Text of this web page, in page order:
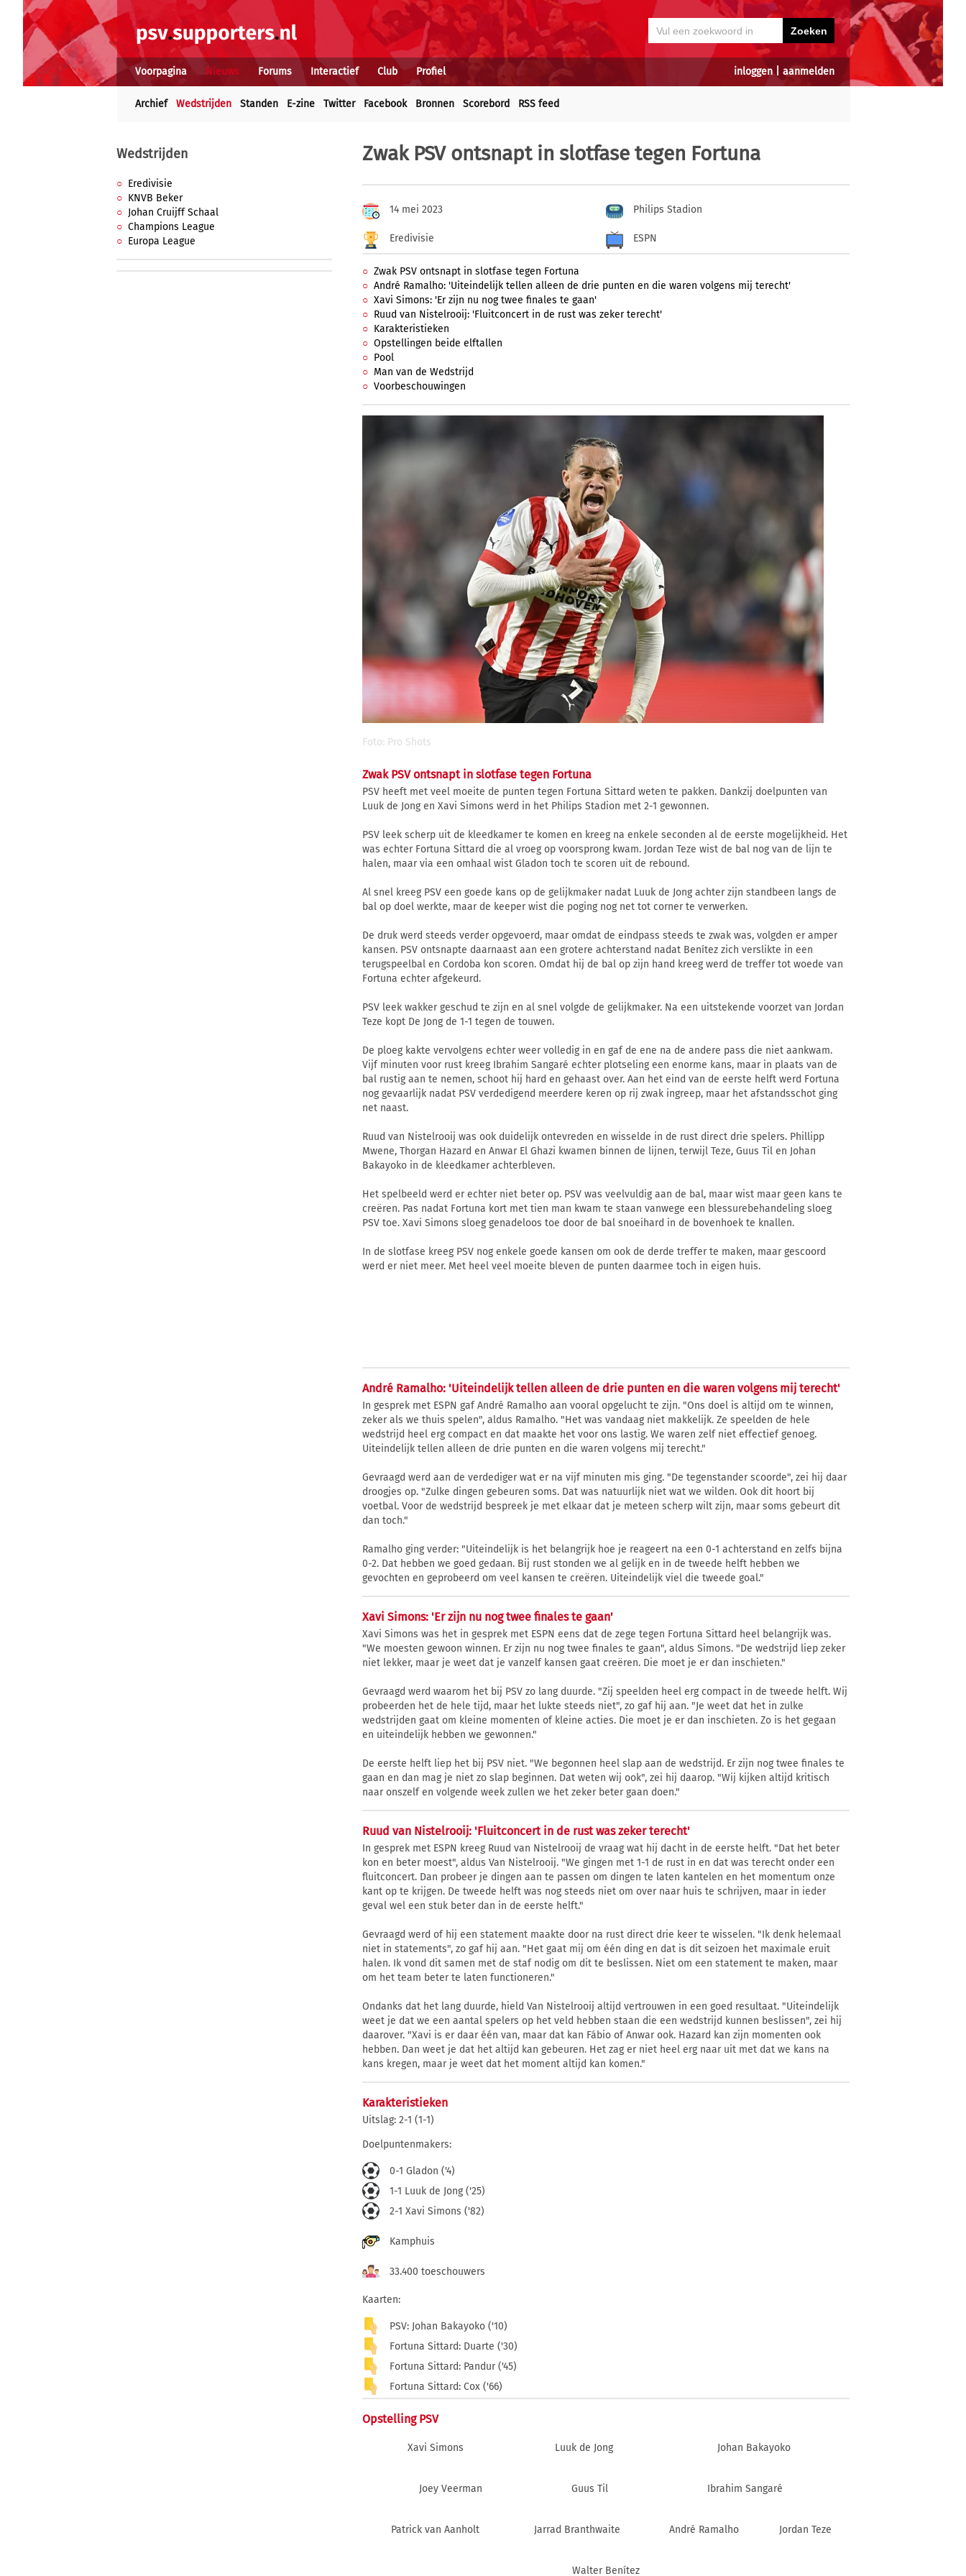
inloggen| aanmelden
Voorpagina Nieuws Forums Interactief Club Profiel
Archief Wedstrijden Standen E-zine Twitter Facebook Bronnen Scorebord RSS feed
Wedstrijden
Eredivisie
KNVB Beker
Johan Cruijff Schaal
Champions League
Europa League
Zwak PSV ontsnapt in slotfase tegen Fortuna
14 mei 2023 Philips Stadion
Eredivisie ESPN
Zwak PSV ontsnapt in slotfase tegen Fortuna
André Ramalho: 'Uiteindelijk tellen alleen de drie punten en die waren volgens mij terecht'
Xavi Simons: 'Er zijn nu nog twee finales te gaan'
Ruud van Nistelrooij: 'Fluitconcert in de rust was zeker terecht'
Karakteristieken
Opstellingen beide elftallen
Pool
Man van de Wedstrijd
Voorbeschouwingen
Foto: Pro Shots
Zwak PSV ontsnapt in slotfase tegen Fortuna
PSV heeft met veel moeite de punten tegen Fortuna Sittard weten te pakken. Dankzij doelpunten van
Luuk de Jong en Xavi Simons werd in het Philips Stadion met 2-1 gewonnen.
PSV leek scherp uit de kleedkamer te komen en kreeg na enkele seconden al de eerste mogelijkheid. Het
was echter Fortuna Sittard die al vroeg op voorsprong kwam. Jordan Teze wist de bal nog van de lijn te
halen, maar via een omhaal wist Gladon toch te scoren uit de rebound.
Al snel kreeg PSV een goede kans op de gelijkmaker nadat Luuk de Jong achter zijn standbeen langs de
bal op doel werkte, maar de keeper wist die poging nog net tot corner te verwerken.
De druk werd steeds verder opgevoerd, maar omdat de eindpass steeds te zwak was, volgden er amper
kansen. PSV ontsnapte daarnaast aan een grotere achterstand nadat Benítez zich verslikte in een
terugspeelbal en Cordoba kon scoren. Omdat hij de bal op zijn hand kreeg werd de treffer tot woede van
Fortuna echter afgekeurd.
PSV leek wakker geschud te zijn en al snel volgde de gelijkmaker. Na een uitstekende voorzet van Jordan
Teze kopt De Jong de 1-1 tegen de touwen.
De ploeg kakte vervolgens echter weer volledig in en gaf de ene na de andere pass die niet aankwam.
Vijf minuten voor rust kreeg Ibrahim Sangaré echter plotseling een enorme kans, maar in plaats van de
bal rustig aan te nemen, schoot hij hard en gehaast over. Aan het eind van de eerste helft werd Fortuna
nog gevaarlijk nadat PSV verdedigend meerdere keren op rij zwak ingreep, maar het afstandsschot ging
net naast.
Ruud van Nistelrooij was ook duidelijk ontevreden en wisselde in de rust direct drie spelers. Phillipp
Mwene, Thorgan Hazard en Anwar El Ghazi kwamen binnen de lijnen, terwijl Teze, Guus Til en Johan
Bakayoko in de kleedkamer achterbleven.
Het spelbeeld werd er echter niet beter op. PSV was veelvuldig aan de bal, maar wist maar geen kans te
creëren. Pas nadat Fortuna kort met tien man kwam te staan vanwege een blessurebehandeling sloeg
PSV toe. Xavi Simons sloeg genadeloos toe door de bal snoeihard in de bovenhoek te knallen.
In de slotfase kreeg PSV nog enkele goede kansen om ook de derde treffer te maken, maar gescoord
werd er niet meer. Met heel veel moeite bleven de punten daarmee toch in eigen huis.
André Ramalho: 'Uiteindelijk tellen alleen de drie punten en die waren volgens mij terecht'
In gesprek met ESPN gaf André Ramalho aan vooral opgelucht te zijn. "Ons doel is altijd om te winnen,
zeker als we thuis spelen", aldus Ramalho. "Het was vandaag niet makkelijk. Ze speelden de hele
wedstrijd heel erg compact en dat maakte het voor ons lastig. We waren zelf niet effectief genoeg.
Uiteindelijk tellen alleen de drie punten en die waren volgens mij terecht."
Gevraagd werd aan de verdediger wat er na vijf minuten mis ging. "De tegenstander scoorde", zei hij daar
droogjes op. "Zulke dingen gebeuren soms. Dat was natuurlijk niet wat we wilden. Ook dit hoort bij
voetbal. Voor de wedstrijd bespreek je met elkaar dat je meteen scherp wilt zijn, maar soms gebeurt dit
dan toch."
Ramalho ging verder: "Uiteindelijk is het belangrijk hoe je reageert na een 0-1 achterstand en zelfs bijna
0-2. Dat hebben we goed gedaan. Bij rust stonden we al gelijk en in de tweede helft hebben we
gevochten en geprobeerd om veel kansen te creëren. Uiteindelijk viel die tweede goal."
Xavi Simons: 'Er zijn nu nog twee finales te gaan'
Xavi Simons was het in gesprek met ESPN eens dat de zege tegen Fortuna Sittard heel belangrijk was.
"We moesten gewoon winnen. Er zijn nu nog twee finales te gaan", aldus Simons. "De wedstrijd liep zeker
niet lekker, maar je weet dat je vanzelf kansen gaat creëren. Die moet je er dan inschieten."
Gevraagd werd waarom het bij PSV zo lang duurde. "Zij speelden heel erg compact in de tweede helft. Wij
probeerden het de hele tijd, maar het lukte steeds niet", zo gaf hij aan. "Je weet dat het in zulke
wedstrijden gaat om kleine momenten of kleine acties. Die moet je er dan inschieten. Zo is het gegaan
en uiteindelijk hebben we gewonnen."
De eerste helft liep het bij PSV niet. "We begonnen heel slap aan de wedstrijd. Er zijn nog twee finales te
gaan en dan mag je niet zo slap beginnen. Dat weten wij ook", zei hij daarop. "Wij kijken altijd kritisch
naar onszelf en volgende week zullen we het zeker beter gaan doen."
Ruud van Nistelrooij: 'Fluitconcert in de rust was zeker terecht'
In gesprek met ESPN kreeg Ruud van Nistelrooij de vraag wat hij dacht in de eerste helft. "Dat het beter
kon en beter moest", aldus Van Nistelrooij. "We gingen met 1-1 de rust in en dat was terecht onder een
fluitconcert. Dan probeer je dingen aan te passen om dingen te laten kantelen en het momentum onze
kant op te krijgen. De tweede helft was nog steeds niet om over naar huis te schrijven, maar in ieder
geval wel een stuk beter dan in de eerste helft."
Gevraagd werd of hij een statement maakte door na rust direct drie keer te wisselen. "Ik denk helemaal
niet in statements", zo gaf hij aan. "Het gaat mij om één ding en dat is dit seizoen het maximale eruit
halen. Ik vond dit samen met de staf nodig om dit te beslissen. Niet om een statement te maken, maar
om het team beter te laten functioneren."
Ondanks dat het lang duurde, hield Van Nistelrooij altijd vertrouwen in een goed resultaat. "Uiteindelijk
weet je dat we een aantal spelers op het veld hebben staan die een wedstrijd kunnen beslissen", zei hij
daarover. "Xavi is er daar één van, maar dat kan Fábio of Anwar ook. Hazard kan zijn momenten ook
hebben. Dan weet je dat het altijd kan gebeuren. Het zag er niet heel erg naar uit met dat we kans na
kans kregen, maar je weet dat het moment altijd kan komen."
Karakteristieken
Uitslag: 2-1 (1-1)
Doelpuntenmakers:
0-1 Gladon ('4)
1-1 Luuk de Jong ('25)
2-1 Xavi Simons ('82)
Kamphuis
33.400 toeschouwers
Kaarten:
PSV: Johan Bakayoko ('10)
Fortuna Sittard: Duarte ('30)
Fortuna Sittard: Pandur ('45)
Fortuna Sittard: Cox ('66)
Opstelling PSV
Xavi Simons Luuk de Jong Johan Bakayoko
Joey Veerman Guus Til Ibrahim Sangaré
Patrick van Aanholt Jarrad Branthwaite André Ramalho Jordan Teze
Walter Benítez